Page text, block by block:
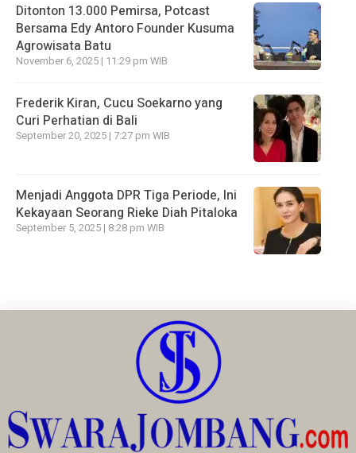
Ditonton 13.000 Pemirsa, Potcast
Bersama Edy Antoro Founder Kusuma
Agrowisata Batu
November 6, 2025 | 11:29 pm WIB
Frederik Kiran, Cucu Soekarno yang
Curi Perhatian di Bali
September 20, 2025 | 7:27 pm WIB
Menjadi Anggota DPR Tiga Periode, Ini
Kekayaan Seorang Rieke Diah Pitaloka
September 5, 2025 | 8:28 pm WIB